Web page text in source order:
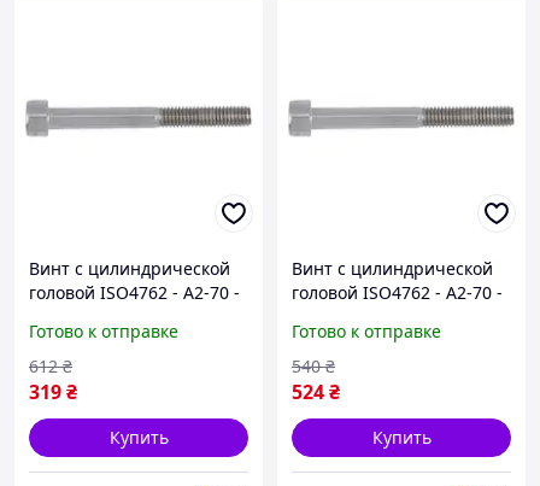
Винт с цилиндрической
головой ISO4762 - A2-70 -
арт. 009412100 )
Готово к отправке
319₴
612 ₴
Купить
Винт с цилиндрической
головой ISO4762 - A2-70 -
0094660 )
Готово к отправке
524₴
540 ₴
Купить